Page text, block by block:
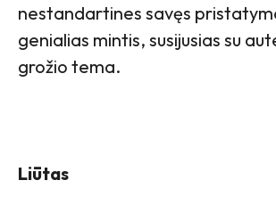
nestandartines savęs
genialias mintis, susijusias su
grožio tema.
Liūtas